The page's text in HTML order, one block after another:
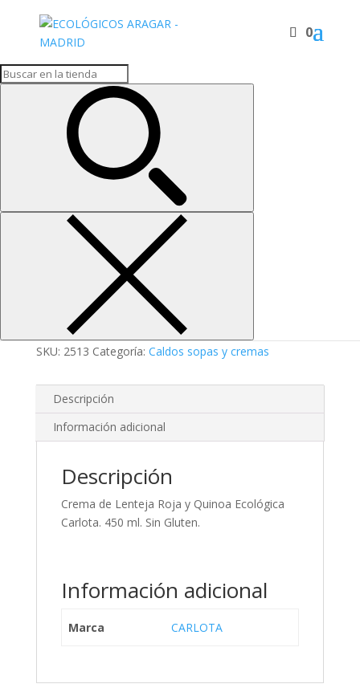
0
QUINOA
CREMA LENTEJA ROJA
QUINOA
3,69€
Crema de lenteja roja con quinoa
CREMA
Añadir al carrito
SKU: 2513 Categoría: Caldos sopas y cremas
Descripción
Información adicional
Descripción
Crema de Lenteja Roja y Quinoa Ecológica
Carlota. 450 ml. Sin Gluten.
Información adicional
Marca CARLOTA